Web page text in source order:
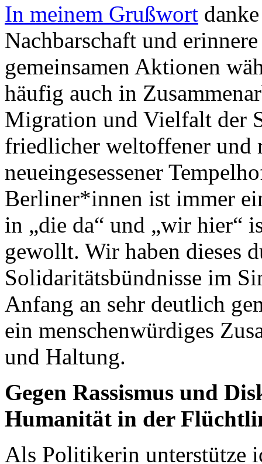
In meinem Grußwort
Nachbarschaft und
gemeinsamen Aktionen
häufig auch in
Migration und Vielfalt der
friedlicher weltoffener und
neueingesessener
Berliner*innen ist immer
in „die da“ und „wir hier“
gewollt. Wir haben dieses
Solidaritätsbündnisse im
Anfang an sehr deutlich
ein menschenwürdiges
und Haltung.
Gegen Rassismus und
Humanität in der
Als Politikerin unterstütze